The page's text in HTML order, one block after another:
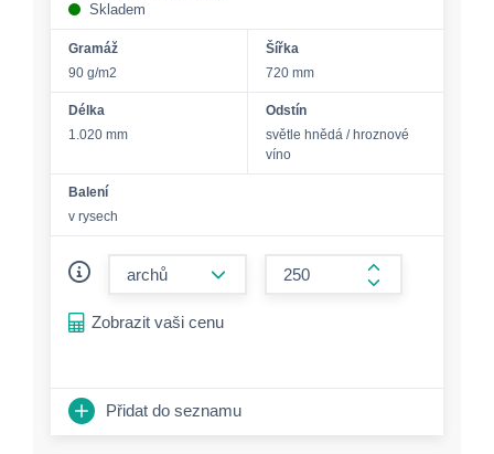
Skladem
Gramáž
90 g/m2
Šířka
720 mm
Délka
1.020 mm
Odstín
světle hnědá / hroznové
víno
Balení
v rysech
form.increase-
Zobrazit vaši cenu
Přidat do seznamu